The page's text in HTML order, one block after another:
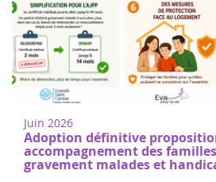
Juin 2026
Adoption définitive
accompagnement des
gravement malades et
18
juin
2022
Donne di cuore
Cammina o corri
sul cancro infantile
in loco. Il 100% delle